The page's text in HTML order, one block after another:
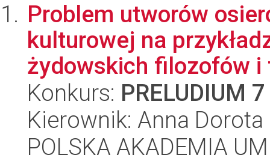
Problem utworów
kulturowej na
żydowskich filozofów i
Konkurs: PRELUDIUM 7
Kierownik: Anna
POLSKA AKADEMIA